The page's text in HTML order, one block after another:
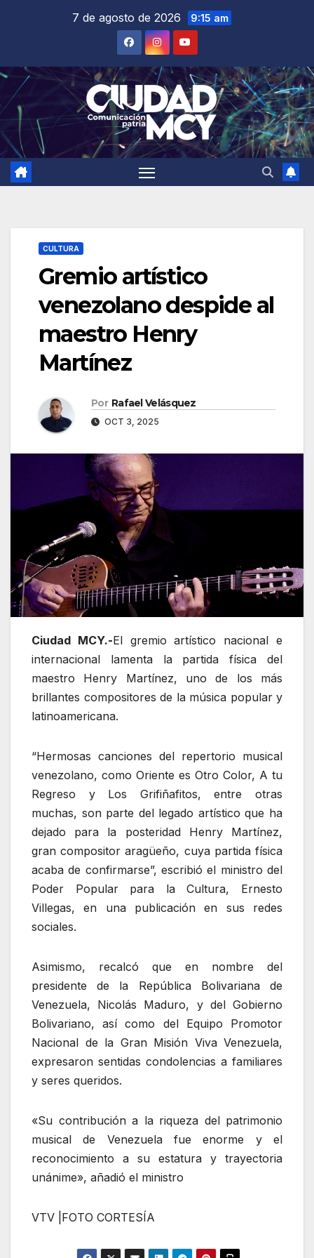
7 de agosto de 2026 9:15 am
CULTURA
Gremio artístico
venezolano despide al
maestro Henry
Martínez
Por Rafael Velásquez
OCT 3, 2025
Ciudad MCY.-El gremio artístico nacional e
internacional lamenta la partida física del
maestro Henry Martínez, uno de los más
brillantes compositores de la música popular y
latinoamericana.
“Hermosas canciones del repertorio musical
venezolano, como Oriente es Otro Color, A tu
Regreso y Los Grifiñafitos, entre otras
muchas, son parte del legado artístico que ha
dejado para la posteridad Henry Martínez,
gran compositor aragüeño, cuya partida física
acaba de confirmarse”, escribió el ministro del
Poder Popular para la Cultura, Ernesto
Villegas, en una publicación en sus redes
sociales.
Asimismo, recalcó que en nombre del
presidente de la República Bolivariana de
Venezuela, Nicolás Maduro, y del Gobierno
Bolivariano, así como del Equipo Promotor
Nacional de la Gran Misión Viva Venezuela,
expresaron sentidas condolencias a familiares
y seres queridos.
«Su contribución a la riqueza del patrimonio
musical de Venezuela fue enorme y el
reconocimiento a su estatura y trayectoria
unánime», añadió el ministro
VTV |FOTO CORTESÍA